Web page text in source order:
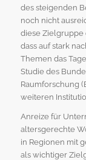
des steigenden
noch nicht
diese Zielgruppe
dass auf stark
Themen das
Studie des
Raumforschung
weiteren
Anreize für
altersgerechte
in Regionen mit
als wichtiger